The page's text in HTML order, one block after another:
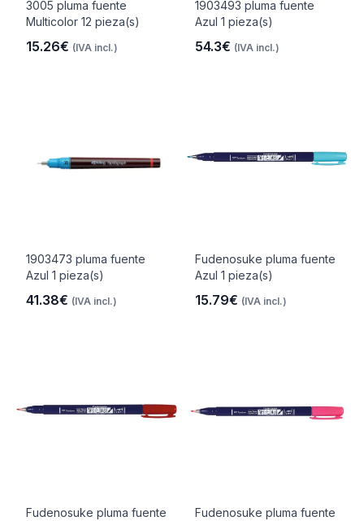
3005 pluma fuente
Multicolor 12 pieza(s)
15.26€ (IVA incl.)
1903493 pluma fuente
Azul 1 pieza(s)
54.3€ (IVA incl.)
1903473 pluma fuente
Azul 1 pieza(s)
41.38€ (IVA incl.)
Fudenosuke pluma fuente
Azul 1 pieza(s)
15.79€ (IVA incl.)
Fudenosuke pluma fuente
Fudenosuke pluma fuente